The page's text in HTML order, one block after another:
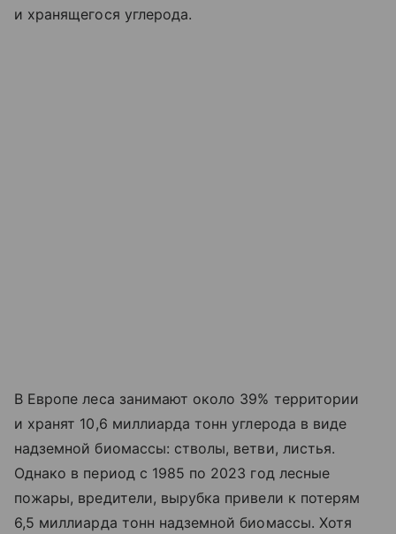
и хранящегося углерода.
В Европе леса занимают около 39% территории
и хранят 10,6 миллиарда тонн углерода в виде
надземной биомассы: стволы, ветви, листья.
Однако в период с 1985 по 2023 год лесные
пожары, вредители, вырубка привели к потерям
6,5 миллиарда тонн надземной биомассы. Хотя